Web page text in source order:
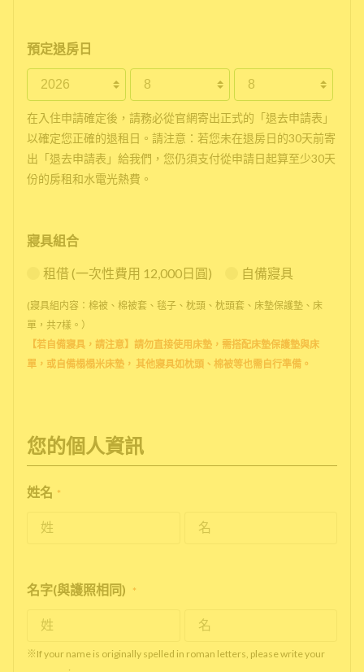
預定退房日
在入住申請確定後，請務必從官網寄出正式的「退去申請表」
以確定您正確的退租日。請注意：若您未在退房日的30天前寄
出「退去申請表」給我們，您仍須支付從申請日起算至少30天
份的房租和水電光熱費。
寢具組合
租借 (一次性費用 12,000日圓) 自備寢具
(寢具組内容：棉被、棉被套、毯子、枕頭、枕頭套、床墊保護墊、床
單，共7樣。）
【若自備寢具，請注意】請勿直接使用床墊，需搭配床墊保護墊與床
單，或自備榻榻米床墊， 其他寢具如枕頭、棉被等也需自行準備。
您的個人資訊
姓名 *
名字(與護照相同) *
※If your name is originally spelled in roman letters, please write your